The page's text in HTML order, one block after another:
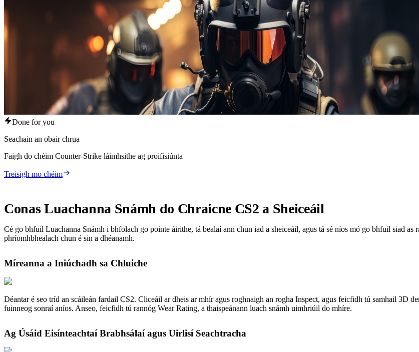
Done for you
Seachain an obair chrua
Faigh do chéim Counter-Strike láimhsithe ag proifisiúnta
Treisigh mo chéim
Conas Luachanna Snámh do Chraicne CS2 a Sheiceáil
Cé go bhfuil Luachanna Snámh i bhfolach go pointe áirithe, tá bealaí ann chun iad a sheiceáil, agus tá sé níos mó go bhfuil siad
phríomhbhealach chun é sin a dhéanamh.
Míreanna a Iniúchadh sa Chluiche
Déantar é seo tríd an scáileán fardail CS2. Cliceáil ar dheis ar mhír agus roghnaigh an rogha Inspect, agus feicfidh tú samhail 3D
fuinneog sonraí aníos. Anseo, feicfidh tú rannóg Wear Rating, a thaispeánann luach snámh uimhriúil do mhíre.
Ag Úsáid Eisínteachtaí Brabhsálaí agus Uirlisí Seachtracha